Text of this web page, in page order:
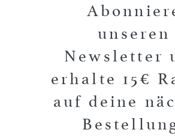
unseren
Newsletter
erhalte 15€
auf deine